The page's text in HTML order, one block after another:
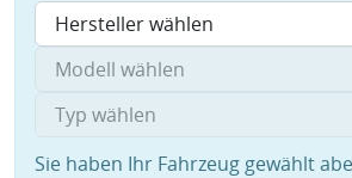
Sie haben Ihr Fahrzeug gewählt